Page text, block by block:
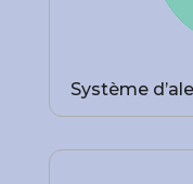
Système